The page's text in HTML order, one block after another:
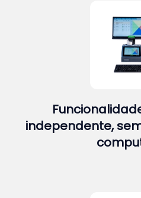
independente,